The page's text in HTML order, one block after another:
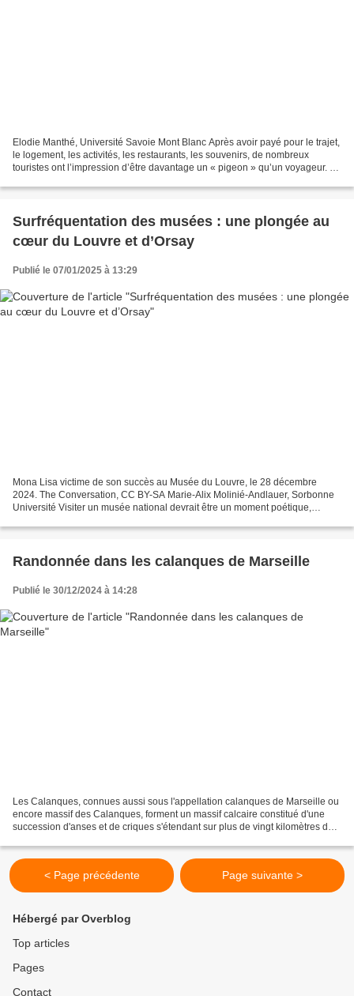
Elodie Manthé, Université Savoie Mont Blanc Après avoir payé pour le trajet,
le logement, les activités, les restaurants, les souvenirs, de nombreux
touristes ont l’impression d’être davantage un « pigeon » qu’un voyageur. En
Surfréquentation des musées : une plongée au
cœur du Louvre et d’Orsay
Publié le 07/01/2025 à 13:29
Mona Lisa victime de son succès au Musée du Louvre, le 28 décembre
2024. The Conversation, CC BY-SA Marie-Alix Molinié-Andlauer, Sorbonne
Université Visiter un musée national devrait être un moment poétique,
Randonnée dans les calanques de Marseille
Publié le 30/12/2024 à 14:28
Les Calanques, connues aussi sous l'appellation calanques de Marseille ou
encore massif des Calanques, forment un massif calcaire constitué d'une
succession d'anses et de criques s'étendant sur plus de vingt kilomètres de
< Page précédente Page suivante >
Hébergé par Overblog
Top articles
Pages
Contact